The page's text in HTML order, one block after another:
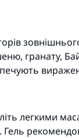
гранату,
легкими